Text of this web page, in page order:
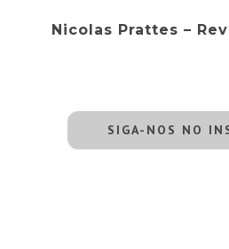
Nicolas Prattes –
SIGA-NOS NO